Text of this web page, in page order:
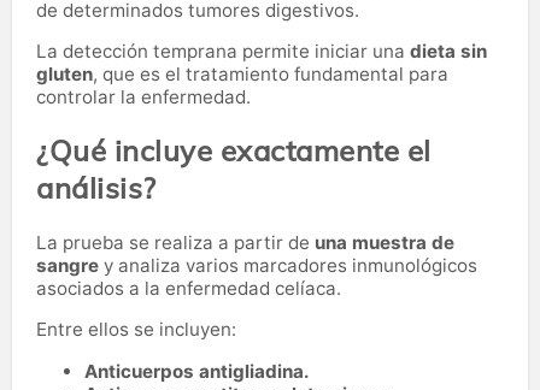
de determinados tumores digestivos.
La detección temprana permite iniciar una dieta sin
gluten, que es el tratamiento fundamental para
controlar la enfermedad.
¿Qué incluye exactamente el
análisis?
La prueba se realiza a partir de una muestra de
sangre y analiza varios marcadores inmunológicos
asociados a la enfermedad celíaca.
Entre ellos se incluyen:
Anticuerpos antigliadina.